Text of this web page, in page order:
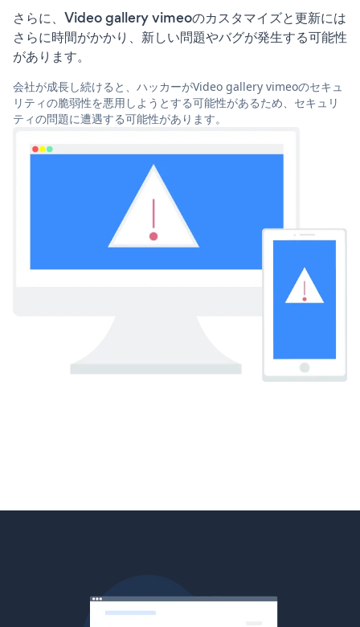
さらに、Video gallery vimeoのカスタマイズと更新には
さらに時間がかかり、新しい問題やバグが発生する可能性
があります。
会社が成長し続けると、ハッカーがVideo gallery vimeoのセキュ
リティの脆弱性を悪用しようとする可能性があるため、セキュリ
ティの問題に遭遇する可能性があります。